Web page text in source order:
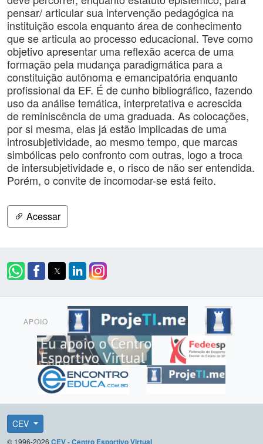
pensar/ articular sua intervenção pedagógica na
instituição escola enquanto área de conhecimento
que se articula ao processo educacional. Teve como
objetivo apresentar uma reflexão acerca de uma
formação pela mudança paradigmática para a
constituição autônoma e emancipatória enquanto
profissional da EF. É de cunho bibliográfico, fazendo
uso da análise temática, interpretativa e acrescida
de reminiscência de uma graduada. As colocações,
por si mesma, elas já estão implicadas de uma
introsubjetividade, ao mesmo tempo, que marcas
simbólicas pelo confronto com outras, logo a troca
de intersubjetividade e, o risco de não ser entendida.
Porém, o convite de incomodar-se está feito.
Acessar
APOIO
CEV
© 1996-2026 CEV - Centro Esportivo Virtual